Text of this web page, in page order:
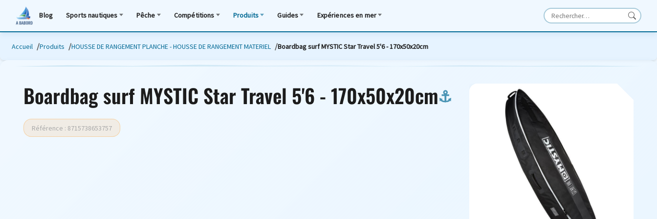
Blog Sports nautiques Pêche Compétitions Produits Guides Expériences en mer
Accueil Produits HOUSSE DE RANGEMENT PLANCHE - HOUSSE DE RANGEMENT MATERIEL Boardbag surf MYSTIC Star Travel 5'6 - 170x50x20cm
Boardbag surf MYSTIC Star Travel 5'6 - 170x50x20cm
Référence : 8715738653757